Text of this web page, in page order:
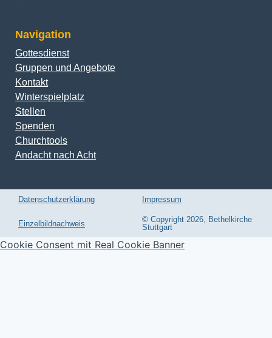
Navigation
Gottesdienst
Gruppen und Angebote
Kontakt
Winterspielplatz
Stellen
Spenden
Churchtools
Andacht nach Acht
Datenschutzerklärung Impressum
Einzelbildnachweis
© Copyright 2026, Bethelkirche
Stuttgart
Cookie Consent mit Real Cookie Banner